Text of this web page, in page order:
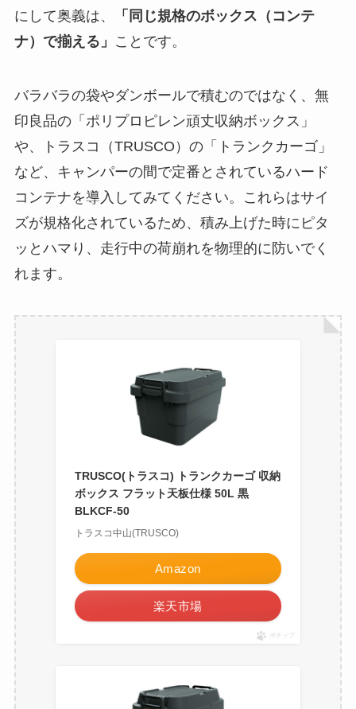
にして奥義は、
「同じ規格のボックス（コンテ
ナ）で揃える」 ことです。
バラバラの袋やダンボールで積むのではなく、無
印良品の「ポリプロピレン頑丈収納ボックス」
や、トラスコ（TRUSCO）の「トランクカーゴ」
など、キャンパーの間で定番とされているハード
コンテナを導入してみてください。これらはサイ
ズが規格化されているため、積み上げた時にピタ
ッとハマり、走行中の荷崩れを物理的に防いでく
れます。
TRUSCO(トラスコ) トランクカーゴ 収納
ボックス フラット天板仕様 50L 黒
BLKCF-50
トラスコ中山(TRUSCO)
Amazon
楽天市場
ポチップ